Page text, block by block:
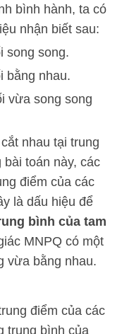
bình hành, ta có
nhận biết sau:
song song.
bằng nhau.
vừa song song
nhau tại trung
toán này, các
điểm của các
là dấu hiệu để
bình của tam
MNPQ có một
vừa bằng nhau.
điểm của các
trung bình của